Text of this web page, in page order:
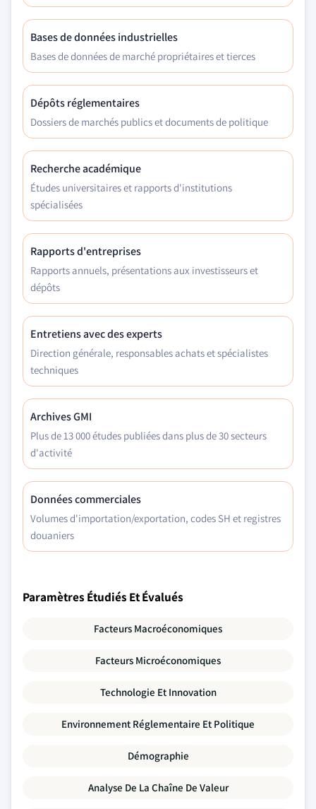
Bases de données industrielles
Bases de données de marché propriétaires et tierces
Dépôts réglementaires
Dossiers de marchés publics et documents de politique
Recherche académique
Études universitaires et rapports d'institutions
spécialisées
Rapports d'entreprises
Rapports annuels, présentations aux investisseurs et
dépôts
Entretiens avec des experts
Direction générale, responsables achats et spécialistes
techniques
Archives GMI
Plus de 13 000 études publiées dans plus de 30 secteurs
d'activité
Données commerciales
Volumes d'importation/exportation, codes SH et registres
douaniers
Paramètres Étudiés Et Évalués
Facteurs Macroéconomiques
Facteurs Microéconomiques
Technologie Et Innovation
Environnement Réglementaire Et Politique
Démographie
Analyse De La Chaîne De Valeur